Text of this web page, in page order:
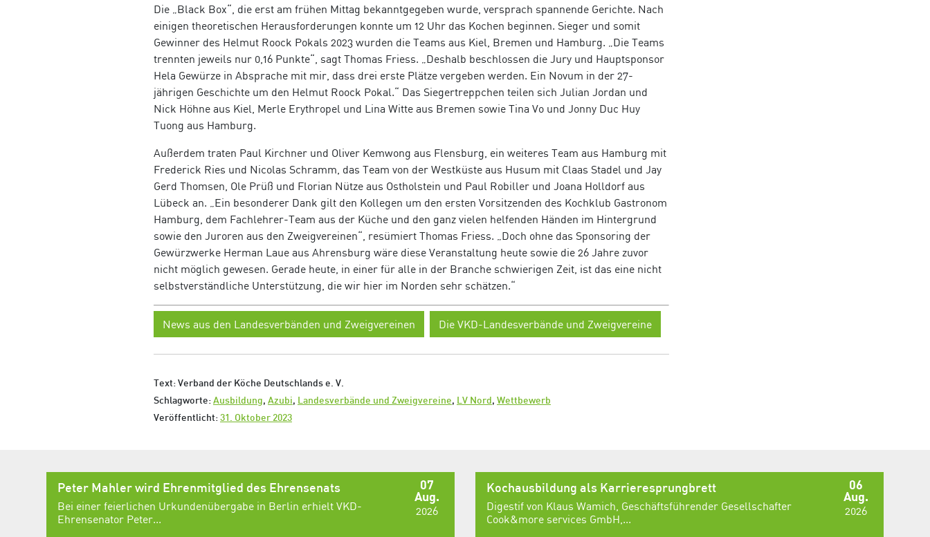
Die „Black Box“, die erst am frühen Mittag bekanntgegeben wurde, versprach spannende Gerichte. Nach
einigen theoretischen Herausforderungen konnte um 12 Uhr das Kochen beginnen. Sieger und somit
Gewinner des Helmut Roock Pokals 2023 wurden die Teams aus Kiel, Bremen und Hamburg. „Die Teams
trennten jeweils nur 0,16 Punkte“, sagt Thomas Friess. „Deshalb beschlossen die Jury und Hauptsponsor
Hela Gewürze in Absprache mit mir, dass drei erste Plätze vergeben werden. Ein Novum in der 27-
jährigen Geschichte um den Helmut Roock Pokal.“ Das Siegertreppchen teilen sich Julian Jordan und
Nick Höhne aus Kiel, Merle Erythropel und Lina Witte aus Bremen sowie Tina Vo und Jonny Duc Huy
Tuong aus Hamburg.
Außerdem traten Paul Kirchner und Oliver Kemwong aus Flensburg, ein weiteres Team aus Hamburg mit
Frederick Ries und Nicolas Schramm, das Team von der Westküste aus Husum mit Claas Stadel und Jay
Gerd Thomsen, Ole Prüß und Florian Nütze aus Ostholstein und Paul Robiller und Joana Holldorf aus
Lübeck an. „Ein besonderer Dank gilt den Kollegen um den ersten Vorsitzenden des Kochklub Gastronom
Hamburg, dem Fachlehrer-Team aus der Küche und den ganz vielen helfenden Händen im Hintergrund
sowie den Juroren aus den Zweigvereinen“, resümiert Thomas Friess. „Doch ohne das Sponsoring der
Gewürzwerke Herman Laue aus Ahrensburg wäre diese Veranstaltung heute sowie die 26 Jahre zuvor
nicht möglich gewesen. Gerade heute, in einer für alle in der Branche schwierigen Zeit, ist das eine nicht
selbstverständliche Unterstützung, die wir hier im Norden sehr schätzen.“
News aus den Landesverbänden und Zweigvereinen Die VKD-Landesverbände und Zweigvereine
Text: Verband der Köche Deutschlands e. V.
Schlagworte: Ausbildung, Azubi, Landesverbände und Zweigvereine, LV Nord , Wettbewerb
Veröffentlicht: 31. Oktober 2023
07
Aug.
2026
Peter Mahler wird Ehrenmitglied des Ehrensenats
Bei einer feierlichen Urkundenübergabe in Berlin erhielt VKD-
Ehrensenator Peter...
06
Aug.
2026
Kochausbildung als Karrieresprungbrett
Digestif von Klaus Wamich, Geschäftsführender Gesellschafter
Cook&more services GmbH,...